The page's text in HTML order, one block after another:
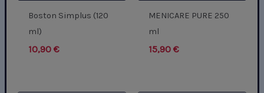
Boston Simplus (120
ml)
10,90 €
MENICARE PURE 250
ml
15,90 €